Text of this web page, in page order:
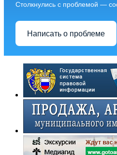
Столкнулись с проблемой —
Написать о проблеме